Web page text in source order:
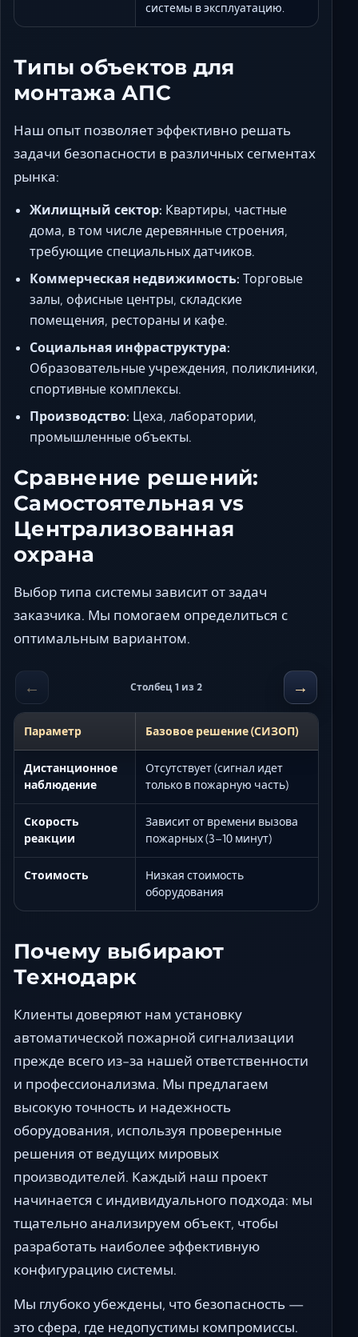
системы в эксплуатацию.
Типы объектов для
монтажа АПС
Наш опыт позволяет эффективно решать
задачи безопасности в различных сегментах
рынка:
Жилищный сектор: Квартиры, частные
дома, в том числе деревянные строения,
требующие специальных датчиков.
Коммерческая недвижимость: Торговые
залы, офисные центры, складские
помещения, рестораны и кафе.
Социальная инфраструктура:
Образовательные учреждения, поликлиники,
спортивные комплексы.
Производство: Цеха, лаборатории,
промышленные объекты.
Сравнение решений:
Самостоятельная vs
Централизованная
охрана
Выбор типа системы зависит от задач
заказчика. Мы помогаем определиться с
оптимальным вариантом.
← Столбец 1 из 2 →
Параметр Базовое решение (СИЗОП)
Дистанционное
наблюдение
Отсутствует (сигнал идет
только в пожарную часть)
Скорость
реакции
Зависит от времени вызова
пожарных (3–10 минут)
Стоимость
Низкая стоимость
оборудования
Почему выбирают
Технодарк
Клиенты доверяют нам установку
автоматической пожарной сигнализации
прежде всего из-за нашей ответственности
и профессионализма. Мы предлагаем
высокую точность и надежность
оборудования, используя проверенные
решения от ведущих мировых
производителей. Каждый наш проект
начинается с индивидуального подхода: мы
тщательно анализируем объект, чтобы
разработать наиболее эффективную
конфигурацию системы.
Мы глубоко убеждены, что безопасность —
это сфера, где недопустимы компромиссы.